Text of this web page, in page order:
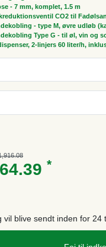
- 7 mm, komplet, 1.5 m
CO2 til
- type M, øvre udløb
Type G - til øl, vin og
2-linjers 60 liter/h,
*
vil blive sendt inden for 24